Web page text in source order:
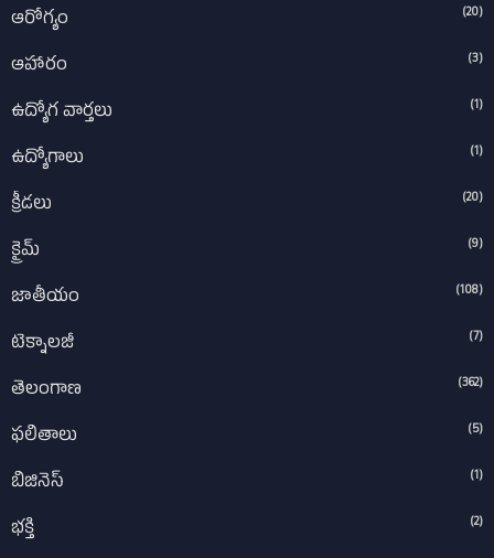
ఆరోగ్యం (20)
ఆహారం (3)
ఉద్యోగ వార్తలు (1)
ఉద్యోగాలు (1)
క్రీడలు (20)
క్రైమ్ (9)
జాతీయం (108)
టెక్నాలజీ (7)
తెలంగాణ (362)
ఫలితాలు (5)
బిజినెస్ (1)
భక్తి (2)